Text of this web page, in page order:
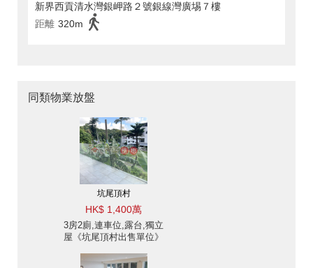
新界西貢清水灣銀岬路２號銀線灣廣埸７樓
距離 320m
同類物業放盤
坑尾頂村
HK$ 1,400萬
3房2廁,連車位,露台,獨立
屋《坑尾頂村出售單位》